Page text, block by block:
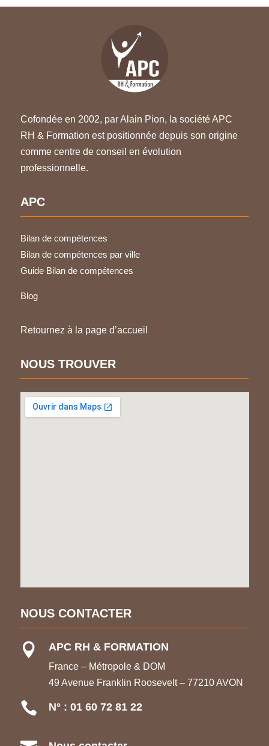
Cofondée en 2002, par Alain Pion, la société APC
RH & Formation est positionnée depuis son origine
comme centre de conseil en évolution
professionnelle.
APC
Bilan de compétences
Bilan de compétences par ville
Guide Bilan de compétences
Blog
Retournez à la page d’accueil
NOUS TROUVER
NOUS CONTACTER
 APC RH & FORMATION
France – Métropole & DOM
49 Avenue Franklin Roosevelt – 77210 AVON
 N° : 01 60 72 81 22